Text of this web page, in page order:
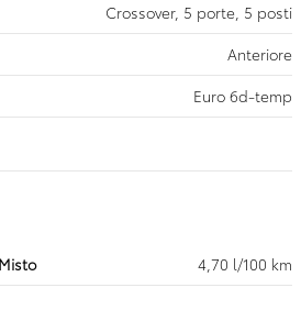
Crossover, 5 porte, 5 posti
Anteriore
Euro 6d-temp
4,70 l/100 km